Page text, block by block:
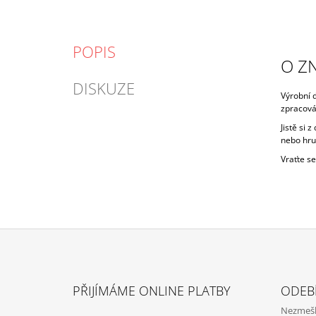
POPIS
DISKUZE
O
Výrobní
Jistě si
nebo
Vraťte
PŘIJÍMÁME ONLINE PLATBY